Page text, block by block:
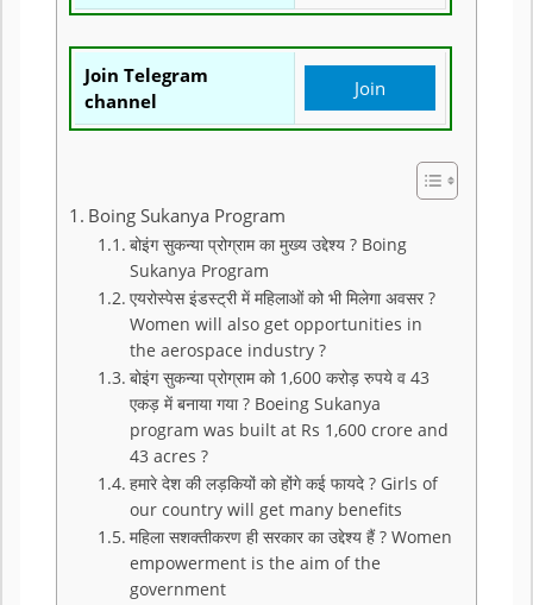
Join Telegram
channel
Join
Boing Sukanya Program
बोइंग सुकन्या प्रोग्राम का मुख्य उद्देश्य ? Boing
Sukanya Program
एयरोस्पेस इंडस्ट्री में महिलाओं को भी मिलेगा अवसर ?
Women will also get opportunities in
the aerospace industry ?
बोइंग सुकन्या प्रोग्राम को 1,600 करोड़ रुपये व 43
एकड़ में बनाया गया ? Boeing Sukanya
program was built at Rs 1,600 crore and
43 acres ?
हमारे देश की लड़कियों को होंगे कई फायदे ? Girls of
our country will get many benefits
महिला सशक्तीकरण ही सरकार का उद्देश्य हैं ? Women
empowerment is the aim of the
government